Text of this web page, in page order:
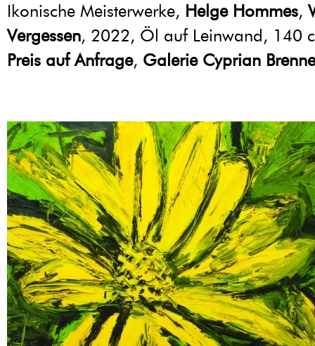
Ikonische Meisterwerke, Helge Hommes,
Vergessen, 2022, Öl auf Leinwand, 140
Preis auf Anfrage, Galerie Cyprian